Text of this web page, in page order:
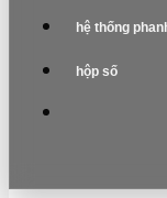
hệ thống
hộp số